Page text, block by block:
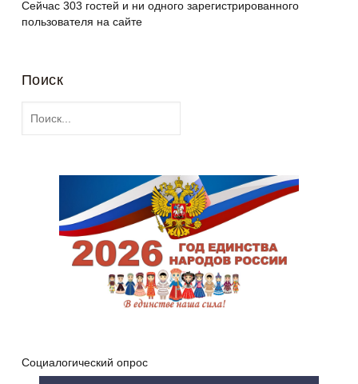
Сейчас 303 гостей и ни одного зарегистрированного
пользователя на сайте
Поиск
Социалогический опрос